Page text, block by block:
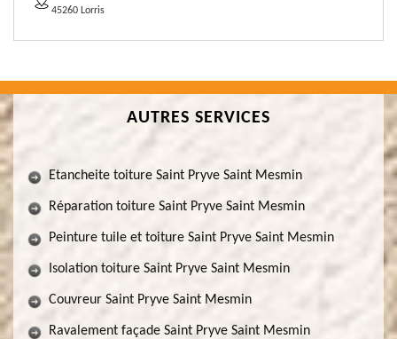
45260 Lorris
AUTRES SERVICES
Etancheite toiture Saint Pryve Saint Mesmin
Réparation toiture Saint Pryve Saint Mesmin
Peinture tuile et toiture Saint Pryve Saint Mesmin
Isolation toiture Saint Pryve Saint Mesmin
Couvreur Saint Pryve Saint Mesmin
Ravalement façade Saint Pryve Saint Mesmin